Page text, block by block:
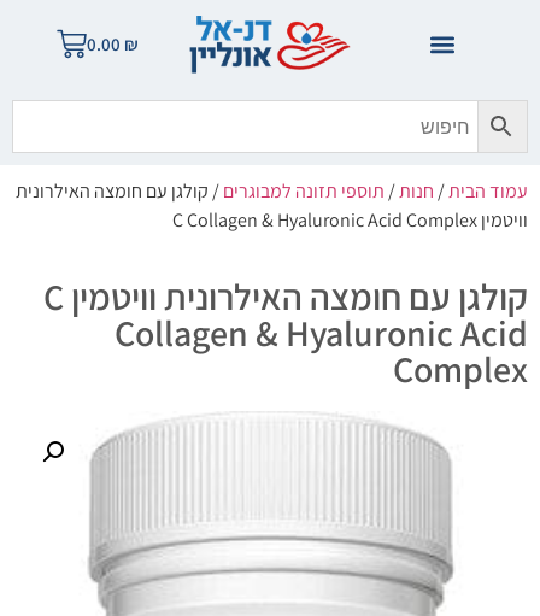
0.00 ₪
עמוד הבית/חנות/תוספי תזונה למבוגרים/ קולגן עם חומצה האילרונית
וויטמין C Collagen & Hyaluronic Acid Complex
קולגן עם חומצה האילרונית וויטמין C
Collagen & Hyaluronic Acid
Complex